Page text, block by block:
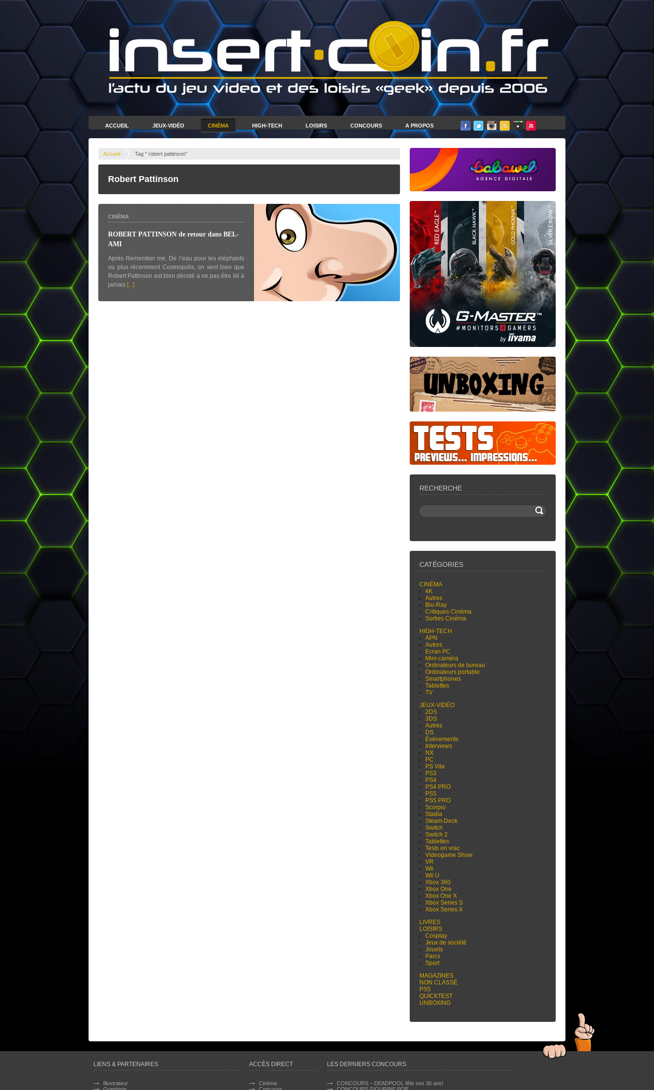
ACCUEIL JEUX-VIDÉO CINÉMA HIGH-TECH LOISIRS CONCOURS A PROPOS
Accueil Tag " robert pattinson"
Robert Pattinson
CINÉMA
ROBERT PATTINSON de retour dans BEL-
AMI
Après Remember me, De l’eau pour les éléphants
ou plus récemment Cosmopolis, on sent bien que
Robert Pattinson est bien décidé à ne pas être lié à
jamais [...]
RECHERCHE
CATÉGORIES
CINÉMA
4K
Autres
Blu-Ray
Critiques Cinéma
Sorties Cinéma
HIGH-TECH
APN
Autres
Ecran PC
Mini-caméra
Ordinateurs de bureau
Ordinateurs portable
Smartphones
Tablettes
TV
JEUX-VIDÉO
2DS
3DS
Autres
DS
Événements
Interviews
NX
PC
PS Vita
PS3
PS4
PS4 PRO
PS5
PS5 PRO
Scorpio
Stadia
Steam Deck
Switch
Switch 2
Tablettes
Tests en vrac
Videogame Show
VR
Wii
Wii U
Xbox 360
Xbox One
Xbox One X
Xbox Series S
Xbox Series X
LIVRES
LOISIRS
Cosplay
Jeux de société
Jouets
Parcs
Sport
MAGAZINES
NON CLASSÉ
PS5
QUICKTEST
UNBOXING
LIENS & PARTENAIRES
Illustrateur
ACCÈS DIRECT
Cinéma
LES DERNIERS CONCOURS
CONCOURS – DEADPOOL fête ses 30 ans!